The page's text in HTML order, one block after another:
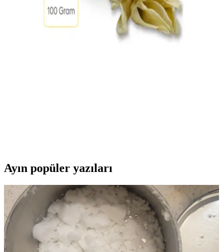
IKEA Köpek Tasması Ürünleri: Güvenli, Şık ve
Dayanıklı Seçenekler
İKEA’nın köpek tasması ürünleri dayanıklı, şık ve kullanışlı
Ayın popüler yazıları